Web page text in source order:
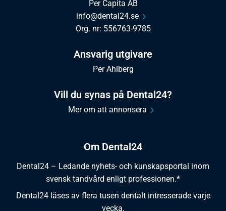
Om Dental24
Dental24 – Ledande nyhets- och kunskapsportal inom
svensk tandvård enligt professionen.*
Dental24 läses av flera tusen dentalt intresserade varje
vecka.
Per Capita AB
info@dental24.se
Org. nr: 556763-9785
Ansvarig utgivare
Per Ahlberg
Vill du synas på Dental24?
Mer om att annonsera